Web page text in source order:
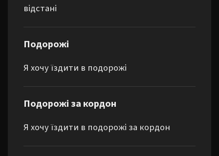
відстані
Подорожі
Я хочу їздити в подорожі
Подорожі за кордон
Я хочу їздити в подорожі за кордон